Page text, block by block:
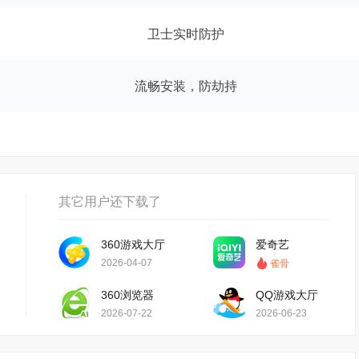
卫士实时防护
流畅安装，防劫持
其它用户还下载了
360游戏大厅
2026-04-07
爱奇艺
雀骨
360浏览器
2026-07-22
QQ游戏大厅
2026-06-23